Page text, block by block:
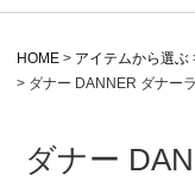
HOME アイテムから選ぶ
ダナー DANNER ダナー
ダナー